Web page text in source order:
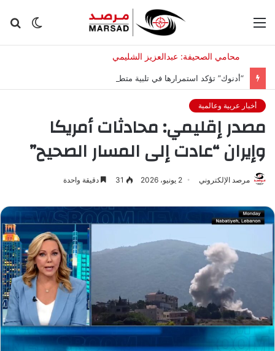
الوضع
“أدنوك” تؤكد استمرارها في تلبية متطلبات عملائها رغم الهجمات
أخبار عربية وعالمية
مصدر إقليمي: محادثات أمريكا
وإيران “عادت إلى المسار الصحيح”
مرصد الإلكتروني 2 يونيو، 2026 31 دقيقة واحدة